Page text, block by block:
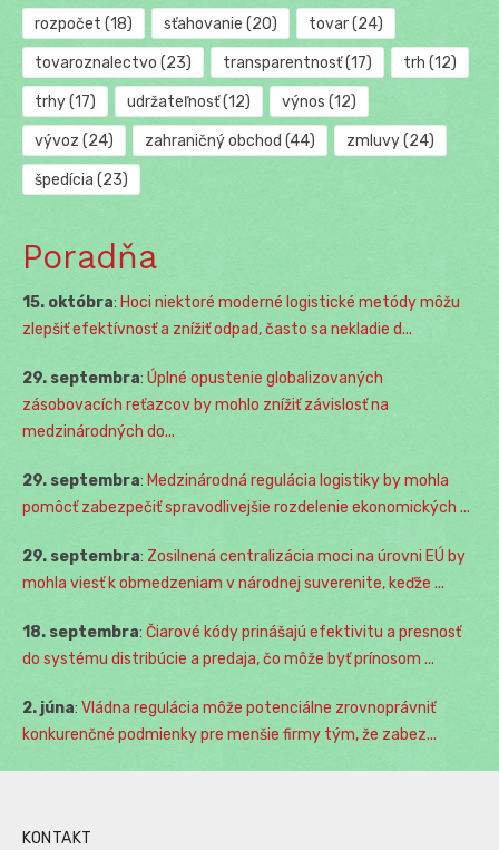
rozpočet (18) sťahovanie (20) tovar(24)
tovaroznalectvo (23) transparentnosť(17) trh (12)
trhy(17) udržateľnosť(12) výnos (12)
vývoz (24) zahraničný obchod (44) zmluvy(24)
špedícia (23)
Poradňa
15. októbra: Hoci niektoré moderné logistické metódy môžu
zlepšiť efektívnosť a znížiť odpad, často sa nekladie d...
29. septembra: Úplné opustenie globalizovaných
zásobovacích reťazcov by mohlo znížiť závislosť na
medzinárodných do...
29. septembra: Medzinárodná regulácia logistiky by mohla
pomôcť zabezpečiť spravodlivejšie rozdelenie ekonomických ...
29. septembra: Zosilnená centralizácia moci na úrovni EÚ by
mohla viesť k obmedzeniam v národnej suverenite, keďže ...
18. septembra: Čiarové kódy prinášajú efektivitu a presnosť
do systému distribúcie a predaja, čo môže byť prínosom ...
2. júna: Vládna regulácia môže potenciálne zrovnoprávniť
konkurenčné podmienky pre menšie firmy tým, že zabez...
KONTAKT